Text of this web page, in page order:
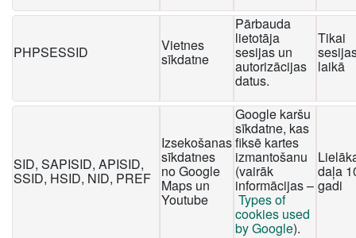
PHPSESSID Vietnes
sīkdatne
Pārbauda
lietotāja
sesijas un
autorizācijas
datus.
Tikai
laikā
SID, SAPISID, APISID,
SSID, HSID, NID, PREF
Izsekošanas
sīkdatnes
no Google
Maps un
Youtube
Google karšu
sīkdatne, kas
fiksē kartes
izmantošanu
(vairāk
informācijas –
Types of
cookies used
by Google).
daļa
gadi